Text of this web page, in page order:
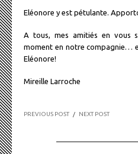
Eléonore y est pétulante.
A tous, mes amitiés en vous
moment en notre compagnie…
Eléonore!
Mireille Larroche
PREVIOUS POST / NEXT POST